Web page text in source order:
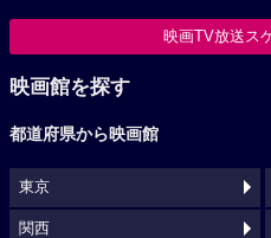
映画TV放送ス
映画館を探す
都道府県から映画館
東京
関西